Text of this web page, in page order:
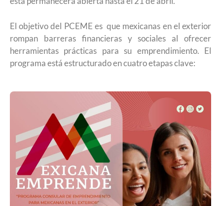
El objetivo del PCEME es que mexicanas en el exterior
rompan barreras financieras y sociales al ofrecer
herramientas prácticas para su emprendimiento. El
programa está estructurado en cuatro etapas clave: